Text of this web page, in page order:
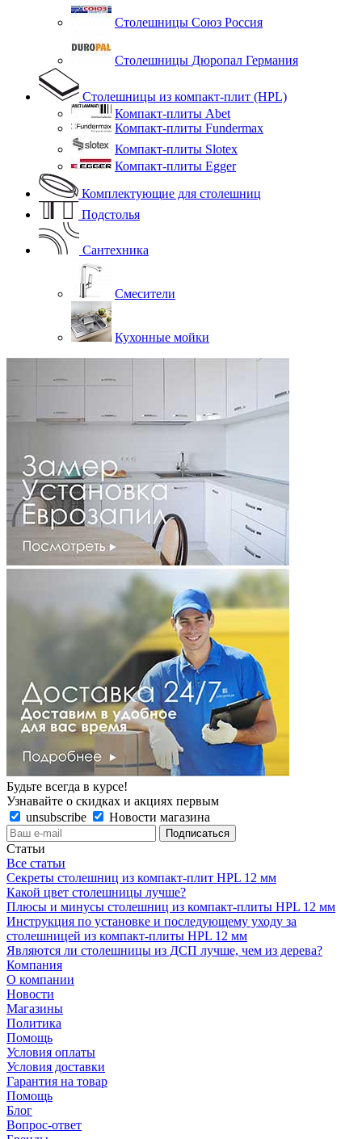
Столешницы Союз Россия
Столешницы Дюропал Германия
Столешницы из компакт-плит (HPL)
Компакт-плиты Abet
Компакт-плиты Fundermax
Компакт-плиты Slotex
Компакт-плиты Egger
Комплектующие для столешниц
Подстолья
Сантехника
Смесители
Кухонные мойки
Будьте всегда в курсе!
Узнавайте о скидках и акциях первым
unsubscribe
Новости магазина
Статьи
Все статьи
Секреты столешниц из компакт-плит HPL 12 мм
Какой цвет столешницы лучше?
Плюсы и минусы столешниц из компакт-плиты HPL 12 мм
Инструкция по установке и последующему уходу за
столешницей из компакт-плиты HPL 12 мм
Являются ли столешницы из ДСП лучше, чем из дерева?
Компания
О компании
Новости
Магазины
Политика
Помощь
Условия оплаты
Условия доставки
Гарантия на товар
Помощь
Блог
Вопрос-ответ